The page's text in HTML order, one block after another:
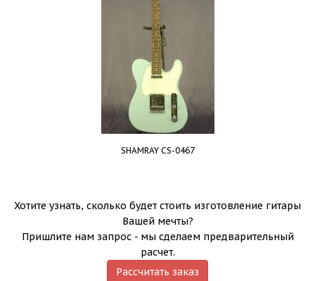
SHAMRAY CS-0467
Хотите узнать, сколько будет стоить изготовление гитары
Вашей мечты?
Пришлите нам запрос - мы сделаем предварительный
расчет.
Рассчитать заказ